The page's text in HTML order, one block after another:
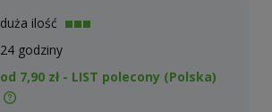
duża ilość
24 godziny
od 7,90 zł - LIST polecony (Polska)